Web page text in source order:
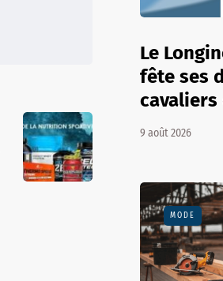
Le
fête ses
cavaliers
9 août 2026
MODE